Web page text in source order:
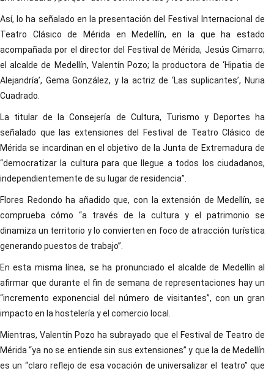
Así, lo ha señalado en la presentación del Festival Internacional de
Teatro Clásico de Mérida en Medellín, en la que ha estado
acompañada por el director del Festival de Mérida, Jesús Cimarro;
el alcalde de Medellín, Valentín Pozo; la productora de ‘Hipatia de
Alejandría’, Gema González, y la actriz de ‘Las suplicantes’, Nuria
Cuadrado.
La titular de la Consejería de Cultura, Turismo y Deportes ha
señalado que las extensiones del Festival de Teatro Clásico de
Mérida se incardinan en el objetivo de la Junta de Extremadura de
“democratizar la cultura para que llegue a todos los ciudadanos,
independientemente de su lugar de residencia”.
Flores Redondo ha añadido que, con la extensión de Medellín, se
comprueba cómo “a través de la cultura y el patrimonio se
dinamiza un territorio y lo convierten en foco de atracción turística
generando puestos de trabajo”.
En esta misma línea, se ha pronunciado el alcalde de Medellín al
afirmar que durante el fin de semana de representaciones hay un
“incremento exponencial del número de visitantes”, con un gran
impacto en la hostelería y el comercio local.
Mientras, Valentín Pozo ha subrayado que el Festival de Teatro de
Mérida “ya no se entiende sin sus extensiones” y que la de Medellín
es un “claro reflejo de esa vocación de universalizar el teatro” que